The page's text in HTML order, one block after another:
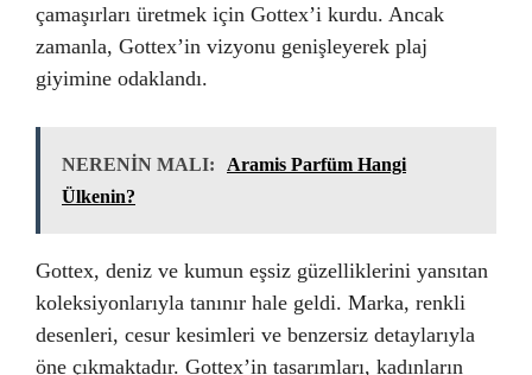
çamaşırları üretmek için Gottex’i kurdu. Ancak
zamanla, Gottex’in vizyonu genişleyerek plaj
giyimine odaklandı.
NERENİN MALI:
Aramis Parfüm Hangi
Ülkenin?
Gottex, deniz ve kumun eşsiz güzelliklerini yansıtan
koleksiyonlarıyla tanınır hale geldi. Marka, renkli
desenleri, cesur kesimleri ve benzersiz detaylarıyla
öne çıkmaktadır. Gottex’in tasarımları, kadınların